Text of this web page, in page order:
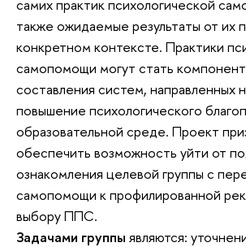
самих практик психологической
также ожидаемые результаты от их
конкретном контексте. Практики
самопомощи могут стать
составления систем, направленных
повышение психологического
образовательной среде. Проект
обеспечить возможность уйти от
ознакомления целевой группы с
самопомощи к профилированной
выбору ППС.
Задачами группы являются: